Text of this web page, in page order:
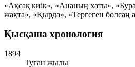
«Ақсақ киік», «Ананың хаты»,
жақта», «Қырда», «Тергеген
Қысқаша хронология
1894
Туған жылы